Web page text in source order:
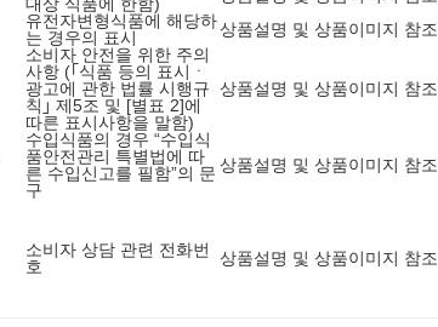
유전자변형식품에 해당하
는 경우의 표시
상품설명 및 상품이미지 참조
소비자 안전을 위한 주의
사항 (｢식품 등의 표시ㆍ
광고에 관한 법률 시행규
칙｣ 제5조 및 [별표 2]에
따른 표시사항을 말함)
상품설명 및 상품이미지 참조
수입식품의 경우 “수입식
품안전관리 특별법에 따
른 수입신고를 필함”의 문
구
상품설명 및 상품이미지 참조
소비자 상담 관련 전화번
호
상품설명 및 상품이미지 참조